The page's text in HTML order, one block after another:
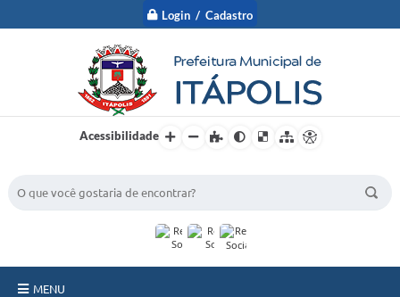
Login / Cadastro
Acessibilidade
MENU